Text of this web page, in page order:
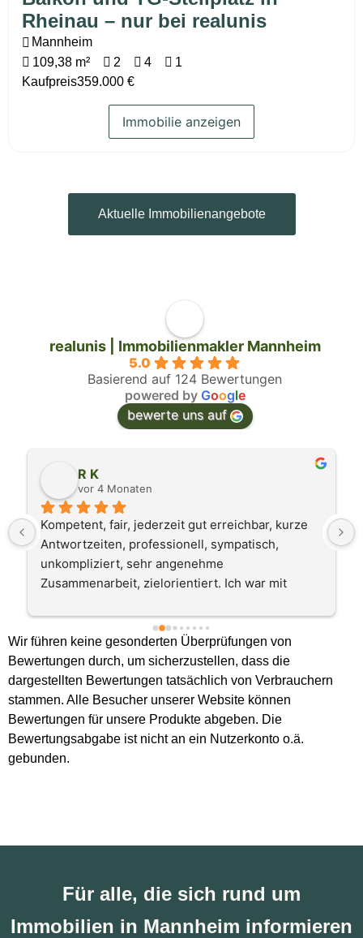
Rheinau – nur bei realunis
Mannheim
109,38 m²
2 4
1
Kaufpreis359.000 €
Immobilie anzeigen
Aktuelle Immobilienangebote
realunis | Immobilienmakler Mannheim
5.0
Basierend auf 124 Bewertungen
powered by Google
bewerte uns auf
R K
vor 4 Monaten
Kompetent, fair, jederzeit gut erreichbar, kurze
Antwortzeiten, professionell, sympatisch,
unkompliziert, sehr angenehme
Zusammenarbeit, zielorientiert. Ich war mit
die FIrma rundum nur weiterempfehlen.R.K.
Wir führen keine gesonderten Überprüfungen von
Bewertungen durch, um sicherzustellen, dass die
dargestellten Bewertungen tatsächlich von Verbrauchern
stammen. Alle Besucher unserer Website können
Bewertungen für unsere Produkte abgeben. Die
Bewertungsabgabe ist nicht an ein Nutzerkonto o.ä.
gebunden.
Für alle, die sich rund um
Immobilien in Mannheim informieren